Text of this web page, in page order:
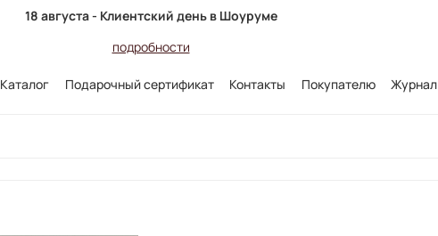
18 августа - Клиентский день в Шоуруме
подробности
Каталог Подарочный сертификат Контакты Покупателю Журнал